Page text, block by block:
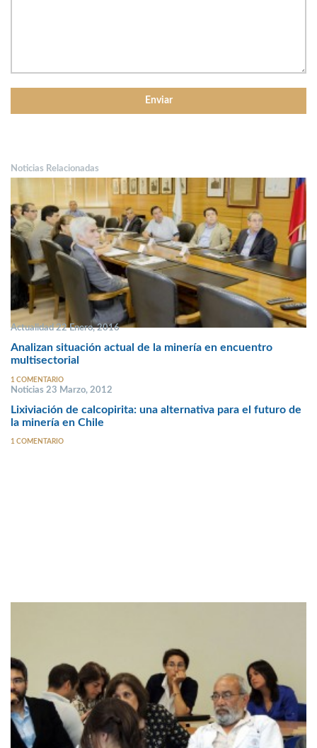
Noticias Relacionadas
Actualidad 22 Enero, 2016
Analizan situación actual de la minería en encuentro
multisectorial
1 COMENTARIO
Noticias 23 Marzo, 2012
Lixiviación de calcopirita: una alternativa para el futuro de
la minería en Chile
1 COMENTARIO